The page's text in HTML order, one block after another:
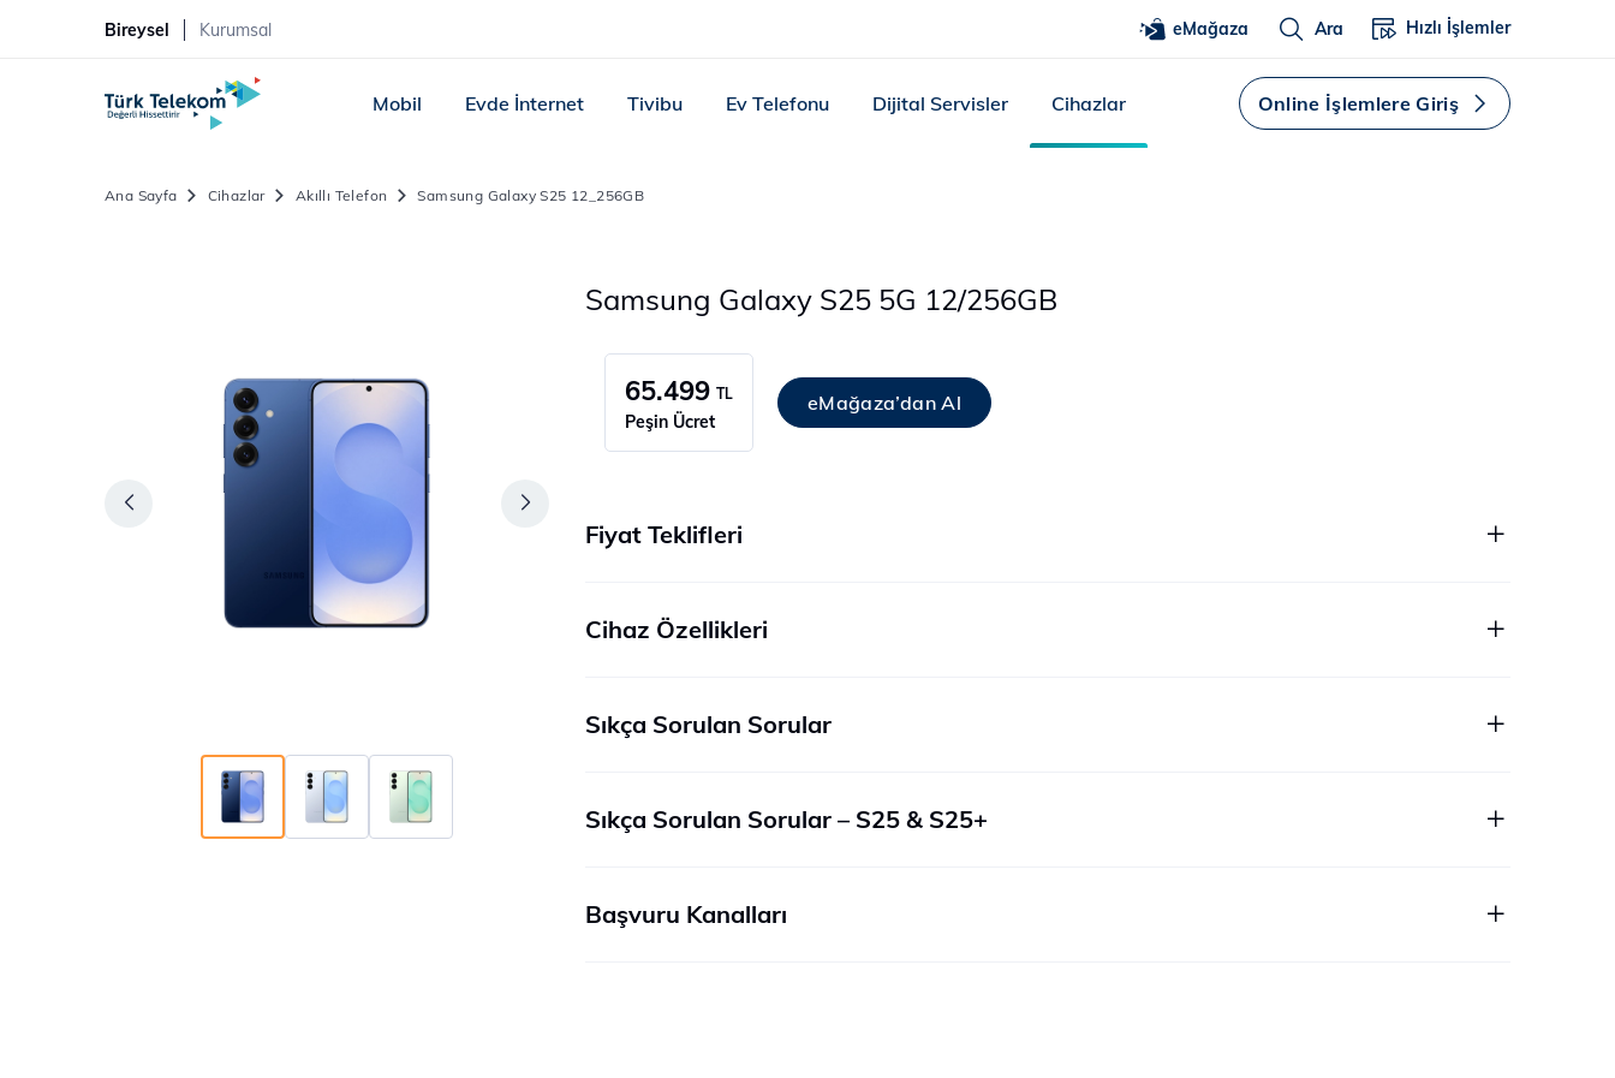
Bireysel Kurumsal eMağaza Ara Hızlı İşlemler
Mobil Evde İnternet Tivibu Ev Telefonu Dijital Servisler Cihazlar Online İşlemlere Giriş
Ana Sayfa Cihazlar Akıllı Telefon Samsung Galaxy S25 12_256GB
Samsung Galaxy S25 5G 12/256GB
65.499 TL
Peşin Ücret
eMağaza’dan Al
Fiyat Teklifleri
Cihaz Özellikleri
Sıkça Sorulan Sorular
Sıkça Sorulan Sorular – S25 & S25+
Başvuru Kanalları